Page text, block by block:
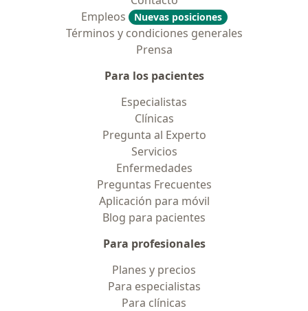
Empleos
Nuevas posiciones
Términos y condiciones generales
Prensa
Para los pacientes
Especialistas
Clínicas
Pregunta al Experto
Servicios
Enfermedades
Preguntas Frecuentes
Aplicación para móvil
Blog para pacientes
Para profesionales
Planes y precios
Para especialistas
Para clínicas